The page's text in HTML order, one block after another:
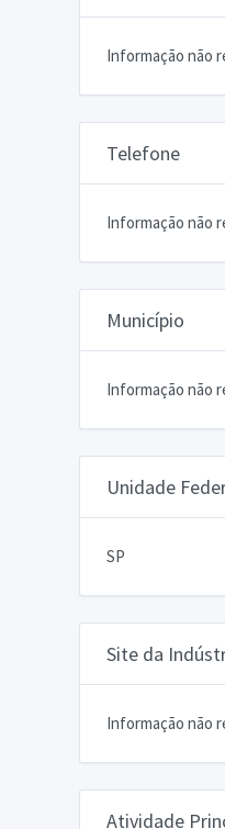
Informação não
Telefone
Informação não
Município
Informação não
Unidade
SP
Site da
Informação não
Atividade